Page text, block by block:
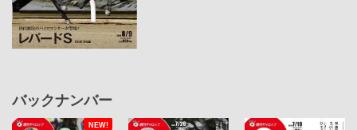
バックナンバー
NEW!